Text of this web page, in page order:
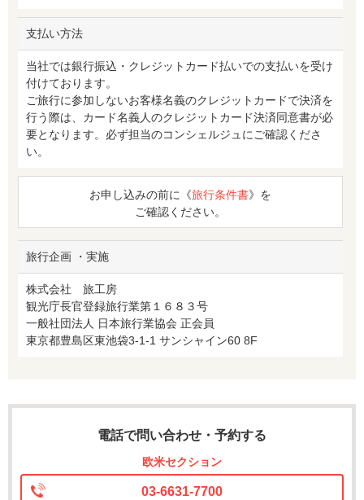
支払い方法
当社では銀行振込・クレジットカード払いでの支払いを受け
付けております。
ご旅行に参加しないお客様名義のクレジットカードで決済を
行う際は、カード名義人のクレジットカード決済同意書が必
要となります。必ず担当のコンシェルジュにご確認くださ
い。
お申し込みの前に《旅行条件書》を
ご確認ください。
旅行企画 ・実施
株式会社 旅工房
観光庁長官登録旅行業第１６８３号
一般社団法人 日本旅行業協会 正会員
東京都豊島区東池袋3-1-1 サンシャイン60 8F
電話で問い合わせ・予約する
欧米セクション
03-6631-7700